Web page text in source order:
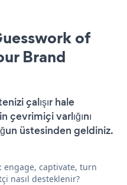
of
Brand
çalışır hale
varlığını
üstesinden geldiniz.
engage, captivate, turn
nasıl desteklenir?